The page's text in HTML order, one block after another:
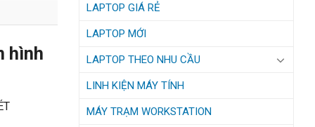
hình
LAPTOP GIÁ RẺ
LAPTOP MỚI
LAPTOP THEO NHU CẦU
LINH KIỆN MÁY TÍNH
MÁY TRẠM WORKSTATION